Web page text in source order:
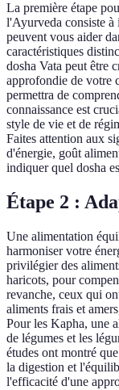
La première étape
l'Ayurveda consiste à
peuvent vous aider
caractéristiques
dosha Vata peut être
approfondie de votre
permettra de
connaissance est
style de vie et de
Faites attention aux
d'énergie, goût
indiquer quel dosha
Étape 2 :
Une alimentation
harmoniser votre
privilégier des
haricots, pour
revanche, ceux qui
aliments frais et
Pour les Kapha, une
de légumes et les
études ont montré
la digestion et
l'efficacité d'une